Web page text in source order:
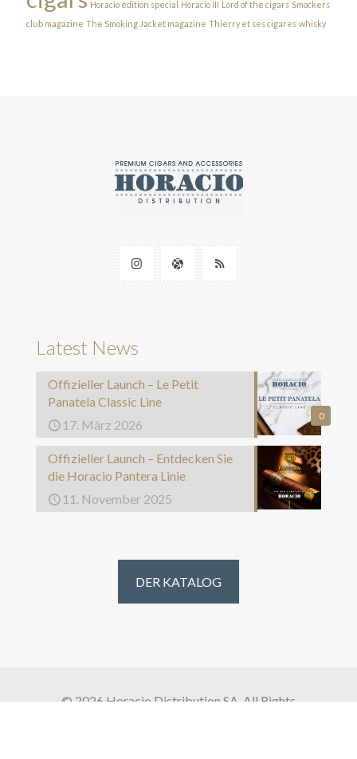
Horacio edition special Horacio III Lord of the cigars Smockers
club magazine The Smoking Jacket magazine Thierry et ses cigares whisky
Latest News
0
Offizieller Launch – Le Petit
Panatela Classic Line
17. März 2026
Offizieller Launch – Entdecken Sie
die Horacio Pantera Linie
11. November 2025
DER KATALOG
© 2026 Horacio Distribution SA. All Rights